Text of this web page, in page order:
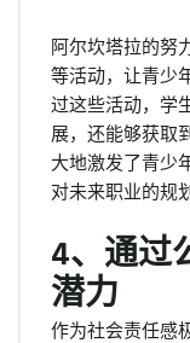
阿尔坎塔拉的努
等活动，让青少
过这些活动，学
展，还能够获取
大地激发了青少
对未来职业的规划
4、通过
潜力
作为社会责任感